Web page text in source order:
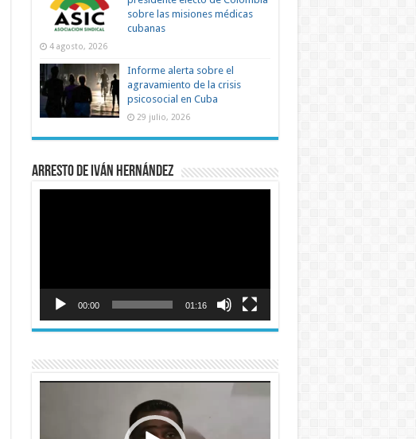
sobre las misiones médicas
cubanas
4 agosto, 2026
Informe alerta sobre el
agravamiento de la crisis
psicosocial en Cuba
29 julio, 2026
Arresto de Iván Hernández
00:00 01:16
Reproductor